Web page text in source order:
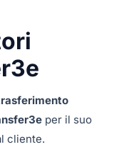
per il suo
cliente.